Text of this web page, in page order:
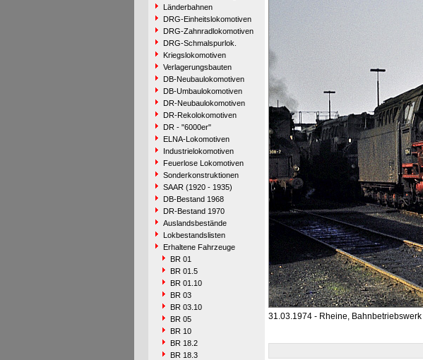
Länderbahnen
DRG-Einheitslokomotiven
DRG-Zahnradlokomotiven
DRG-Schmalspurlok.
Kriegslokomotiven
Verlagerungsbauten
DB-Neubaulokomotiven
DB-Umbaulokomotiven
DR-Neubaulokomotiven
DR-Rekolokomotiven
DR - "6000er"
ELNA-Lokomotiven
Industrielokomotiven
Feuerlose Lokomotiven
Sonderkonstruktionen
SAAR (1920 - 1935)
DB-Bestand 1968
DR-Bestand 1970
Auslandsbestände
Lokbestandslisten
Erhaltene Fahrzeuge
BR 01
BR 01.5
BR 01.10
BR 03
BR 03.10
BR 05
BR 10
BR 18.2
BR 18.3
31.03.1974 - Rheine, Bahnbetriebswerk